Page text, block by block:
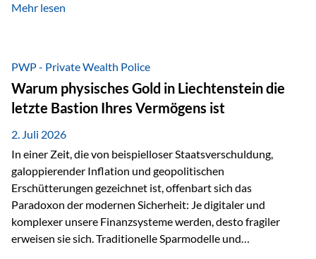
sicherzustellen, dass das Vermögen langfristig erhalten
folgende Situation vor: Ein Vater schenkt seiner Tochter
einen Teil seines Vermögens. Einige Jahre später möchte die
Tochter das Geld kurzfristig verwenden, um…
Mehr lesen
PWP - Private Wealth Police
Warum physisches Gold in Liechtenstein die
letzte Bastion Ihres Vermögens ist
2. Juli 2026
In einer Zeit, die von beispielloser Staatsverschuldung,
galoppierender Inflation und geopolitischen
Erschütterungen gezeichnet ist, offenbart sich das
Paradoxon der modernen Sicherheit: Je digitaler und
komplexer unsere Finanzsysteme werden, desto fragiler
erweisen sie sich. Traditionelle Sparmodelle und